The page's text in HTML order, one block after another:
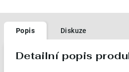
Popis Diskuze
Detailní popis